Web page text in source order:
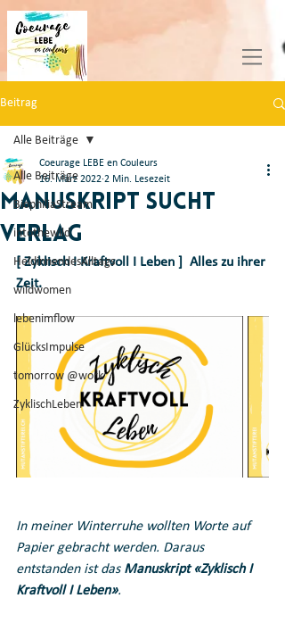
Beitrag
Alle Beiträge
BiophiliaStream
intothewild
HeldinnendesAlltags
wildwomen
lebenimflow
GlücksImpulse
tomorrow @work
ZyklischLeben
Alle Beiträge
Manuskript sucht
Verlag
Coeurage LEBE en Couleurs
16. März 2022 2 Min. Lesezeit
[ Zyklisch I Kraftvoll I Leben ]  Alles zu ihrer
Zeit.
In meiner Winterruhe wollten Worte auf
Papier gebracht werden. Daraus
entstanden ist das Manuskript «Zyklisch I
Kraftvoll I Leben».